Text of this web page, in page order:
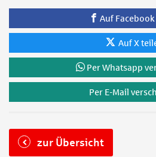
Auf
Auf X
Per Whatsapp
Per E-Mail
zur Übersicht